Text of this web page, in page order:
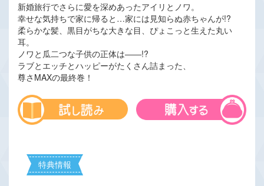
新婚旅行でさらに愛を深めあったアイリとノワ。
幸せな気持ちで家に帰ると…家には見知らぬ赤ちゃんが!?
柔らかな髪、黒目がちな大きな目、ぴょこっと生えた丸い
耳。
ノワと瓜二つな子供の正体は――!?
ラブとエッチとハッピーがたくさん詰まった、
尊さMAXの最終巻！
特典情報